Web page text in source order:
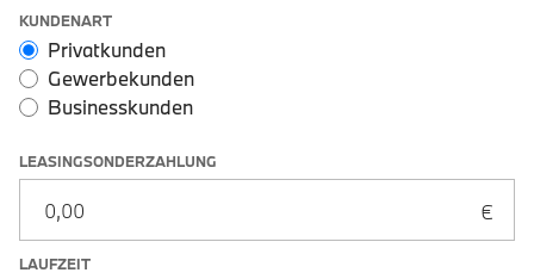
Leasingoptionen: Sonderzahlung und Laufzeit
KUNDENART
Privatkunden
Gewerbekunden
Businesskunden
LEASINGSONDERZAHLUNG
LAUFZEIT